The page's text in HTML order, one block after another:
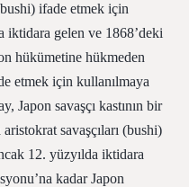
ifade etmek için
iktidara gelen ve 1868’deki
hükümetine hükmeden
etmek için kullanılmaya
Japon savaşçı kastının bir
savaşçıları (bushi)
12. yüzyılda iktidara
kadar Japon